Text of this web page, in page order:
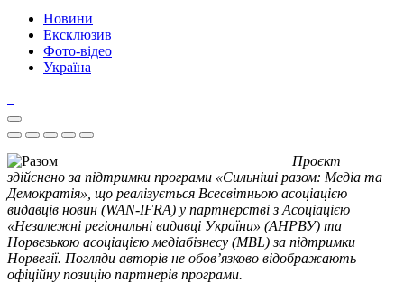
Новини
Ексклюзив
Фото-відео
Україна
Проєкт
здійснено за підтримки програми «Сильніші разом: Медіа та
Демократія», що реалізується Всесвітньою асоціацією
видавців новин (WAN-IFRA) у партнерстві з Асоціацією
«Незалежні регіональні видавці України» (АНРВУ) та
Норвезькою асоціацією медіабізнесу (MBL) за підтримки
Норвегії. Погляди авторів не обов’язково відображають
офіційну позицію партнерів програми.